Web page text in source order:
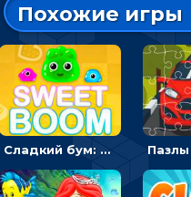
Похожие игры
Сладкий бум: тапнуть, чтобы взорвать желейки - головоломка